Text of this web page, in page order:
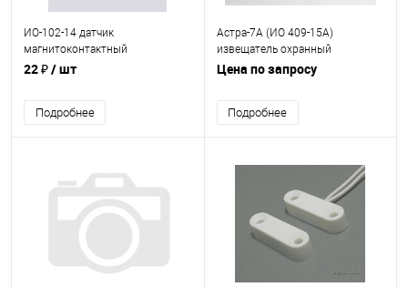
ИО-102-14 датчик
магнитоконтактный
миниатюрный
22 ₽/ шт
Подробнее
Астра-7А (ИО 409-15А)
извещатель охранный
Цена по запросу
Подробнее